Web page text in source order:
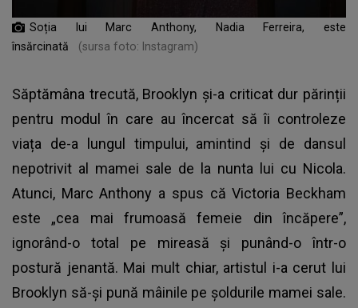
Soția lui Marc Anthony, Nadia Ferreira, este
însărcinată
(sursa foto: Instagram)
Săptămâna trecută, Brooklyn și-a criticat dur părinții
pentru modul în care au încercat să îi controleze
viața de-a lungul timpului, amintind și de dansul
nepotrivit al mamei sale de la nunta lui cu Nicola.
Atunci, Marc Anthony a spus căVictoria Beckham
este „cea mai frumoasă femeie din încăpere”,
ignorând-o total pe mireasă și punând-o într-o
postură jenantă. Mai mult chiar, artistul i-a cerut lui
Brooklyn să-și pună mâinile pe șoldurile mamei sale.